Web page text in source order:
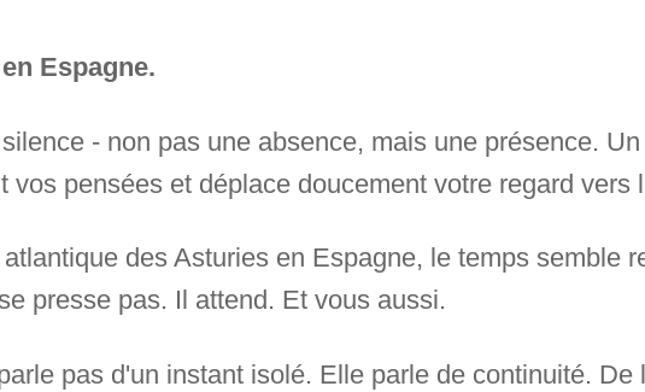
Espagne.
- non pas une absence, mais une présence.
vos pensées et déplace doucement votre regard vers
des Asturies en Espagne, le temps semble
presse pas. Il attend. Et vous aussi.
pas d'un instant isolé. Elle parle de continuité. De